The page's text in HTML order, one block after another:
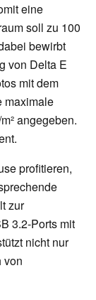
eine
soll zu 100
bewirbt
von Delta E
mit dem
maximale
angegeben.
profitieren,
zur
3.2-Ports mit
nicht nur
von